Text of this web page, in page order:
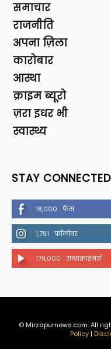
समाचार
राजनीति
अपना ज़िला
कारोबार
आस्था
क्राइम ब्यूरो
ज़रा इधर भी
स्वास्थ्य
STAY CONNECTED
18,000 फैंस
1,791 फॉलोवर
179,000 सब्सक्राइबर्स
© Mirzapurnews.com. All
Policy|